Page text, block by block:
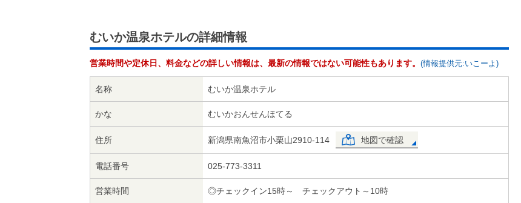
むいか温泉ホテルの詳細情報
営業時間や定休日、料金などの詳しい情報は、最新の情報ではない可能性もあります。 (情報提供元:いこーよ)
名称 むいか温泉ホテル
かな むいかおんせんほてる
住所 新潟県南魚沼市小栗山2910-114 地図で確認
電話番号 025-773-3311
営業時間 ◎チェックイン15時～ チェックアウト～10時